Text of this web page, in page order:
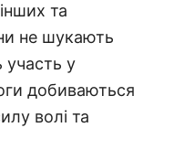
та
не шукають
участь у
добиваються
волі та